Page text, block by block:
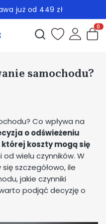
już od 449 zł
produkty
Otwórz
samochodu?
Co wpływa na
o odświeżeniu
koszty mogą się
od wielu czynników. W
szczegółowo, ile
jakie czynniki
podjąć decyzję o